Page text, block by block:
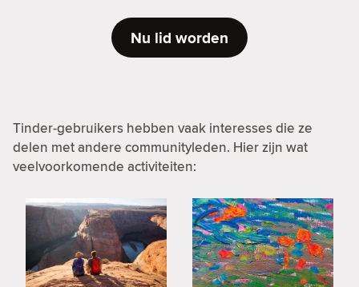
Nu lid worden
Tinder-gebruikers hebben vaak interesses die ze
delen met andere communityleden. Hier zijn wat
veelvoorkomende activiteiten: